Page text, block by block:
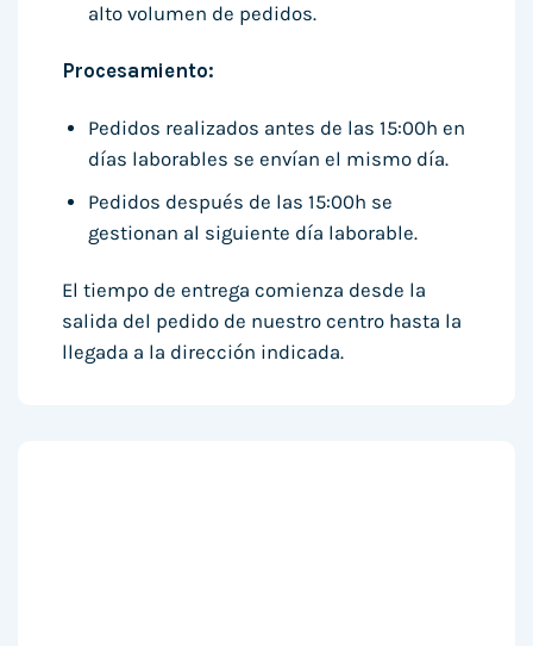
alto volumen de pedidos.
Procesamiento:
Pedidos realizados antes de las 15:00h en
días laborables se envían el mismo día.
Pedidos después de las 15:00h se
gestionan al siguiente día laborable.
El tiempo de entrega comienza desde la
salida del pedido de nuestro centro hasta la
llegada a la dirección indicada.